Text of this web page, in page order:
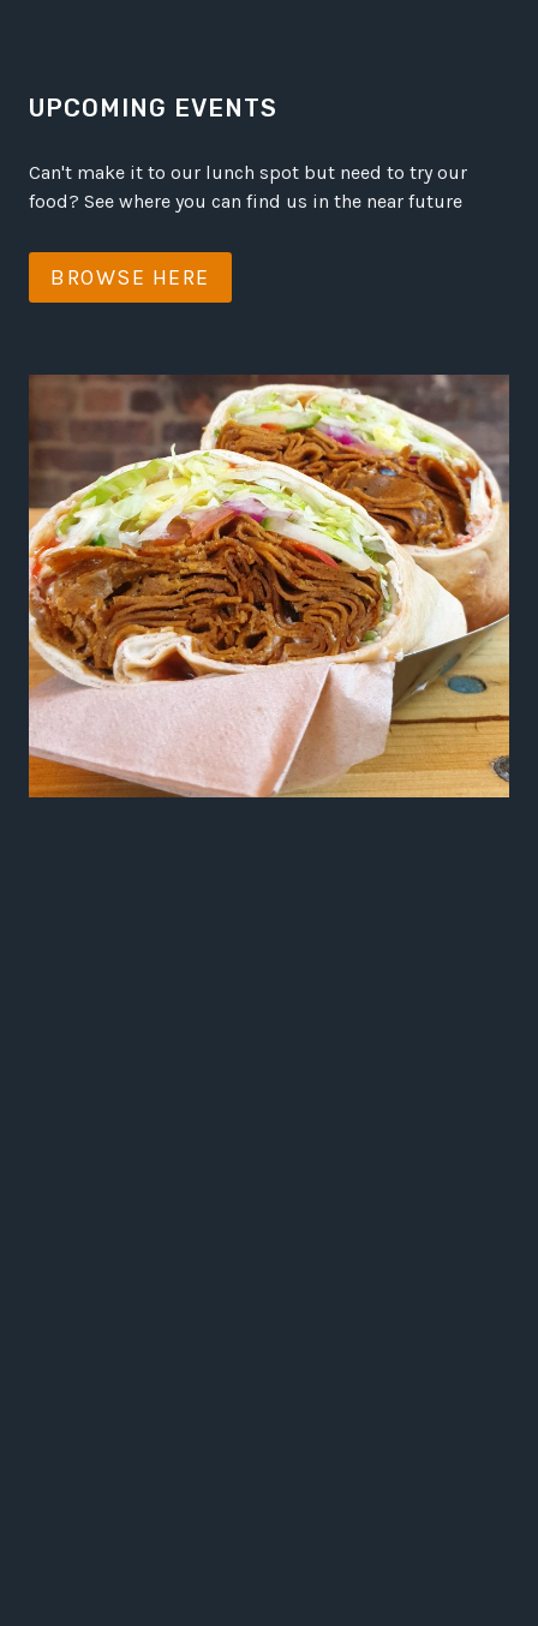
UPCOMING EVENTS
Can't make it to our lunch spot but need to try our
food? See where you can find us in the near future
BROWSE HERE